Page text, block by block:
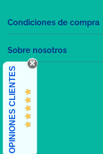
Condiciones de compra
Sobre nosotros
OPINIONES CLIENTES